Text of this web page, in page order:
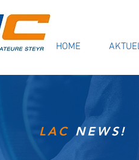
HOME
LAC NEWS!